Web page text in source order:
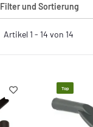
Filter und Sortierung
Artikel 1 - 14 von 14
Top